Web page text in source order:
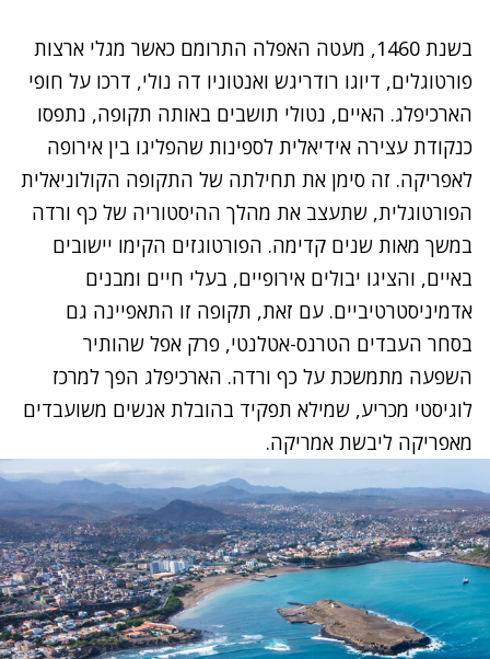
בשנת 1460, מעטה האפלה התרומם כאשר מגלי ארצות
פורטוגלים, דיוגו רודריגש ואנטוניו דה נולי, דרכו על חופי
הארכיפלג. האיים, נטולי תושבים באותה תקופה, נתפסו
כנקודת עצירה אידיאלית לספינות שהפליגו בין אירופה
לאפריקה. זה סימן את תחילתה של התקופה הקולוניאלית
הפורטוגלית, שתעצב את מהלך ההיסטוריה של כף ורדה
במשך מאות שנים קדימה. הפורטוגזים הקימו יישובים
באיים, והציגו יבולים אירופיים, בעלי חיים ומבנים
אדמיניסטרטיביים. עם זאת, תקופה זו התאפיינה גם
בסחר העבדים הטרנס-אטלנטי, פרק אפל שהותיר
השפעה מתמשכת על כף ורדה. הארכיפלג הפך למרכז
לוגיסטי מכריע, שמילא תפקיד בהובלת אנשים משועבדים
מאפריקה ליבשת אמריקה.